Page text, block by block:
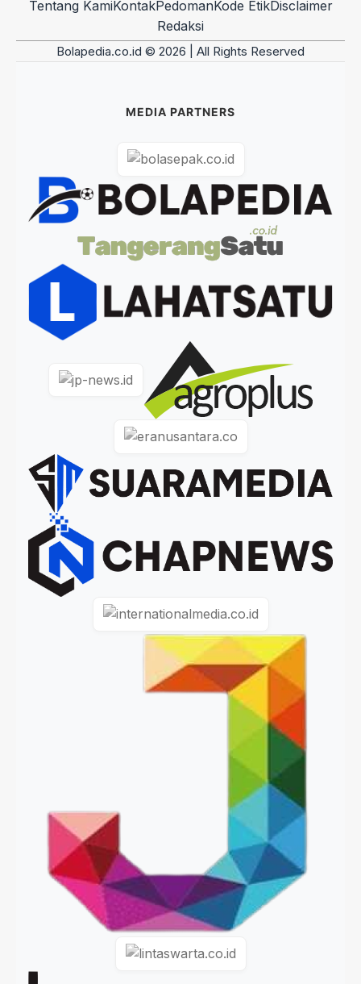
Tentang KamiKontakPedomanKode EtikDisclaimer
Redaksi
Bolapedia.co.id © 2026 | All Rights Reserved
MEDIA PARTNERS